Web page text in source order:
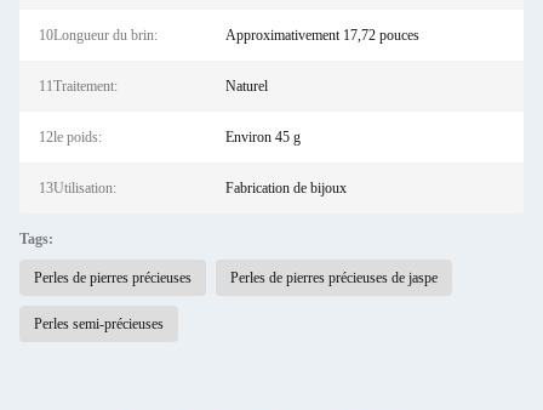
10Longueur du brin: Approximativement 17,72 pouces
11Traitement: Naturel
12le poids: Environ 45 g
13Utilisation: Fabrication de bijoux
Tags:
Perles de pierres précieuses Perles de pierres précieuses de jaspe
Perles semi-précieuses